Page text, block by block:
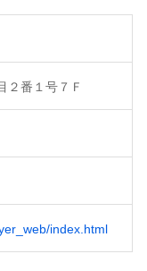
２番１号７Ｆ
index.html